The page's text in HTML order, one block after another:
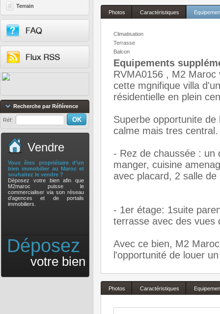
Terrain
Recherche par Référence
Réf:
Vendre
Vous êtes propriétaire d’un
bien immobilier au Maroc et
souhaitez le vendre ?
Déposez votre bien afin que
M2maroc puisse le
commercialiser via son réseau
d’agences et de portails
immobiliers.
Déposez
votre bien
Photos Caractéristiques
Climatisation
Terrasse
Balcon
Equipements
RVMA0156 , M2 Maroc
cette mgnifique villa
résidentielle en plein
Superbe opportunite
calme mais tres
- Rez de chaussée : un
manger, cuisine
avec placard, 2 salle
- 1er étage: 1suite
terrasse avec des vues
Avec ce bien, M2
l'opportunité de louer
Photos Caractéristiques